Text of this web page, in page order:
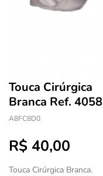
Touca Cirúrgica
Branca Ref. 4058
A8FC8D0
R$ 40,00
Touca Cirúrgica Branca.